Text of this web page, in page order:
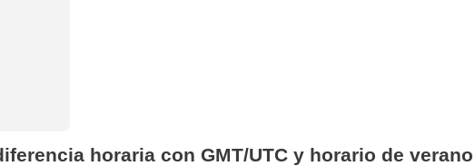
horaria con GMT/UTC y horario de verano